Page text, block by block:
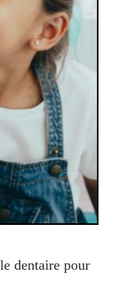
dentaire pour